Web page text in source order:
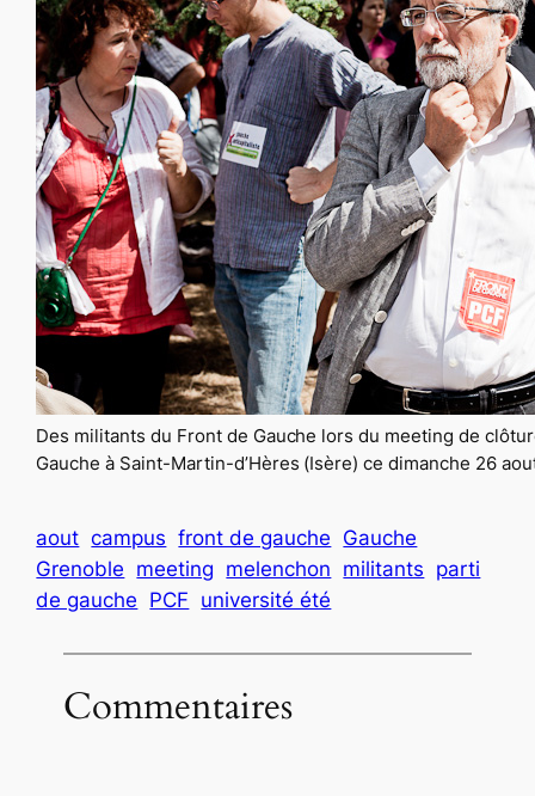
Des militants du Front de Gauche lors du meeting de
Gauche à Saint-Martin-d’Hères (Isère) ce dimanche 26
aout campus front de gauche Gauche
Grenoble meeting melenchon militants parti
de gauche PCF université été
Commentaires